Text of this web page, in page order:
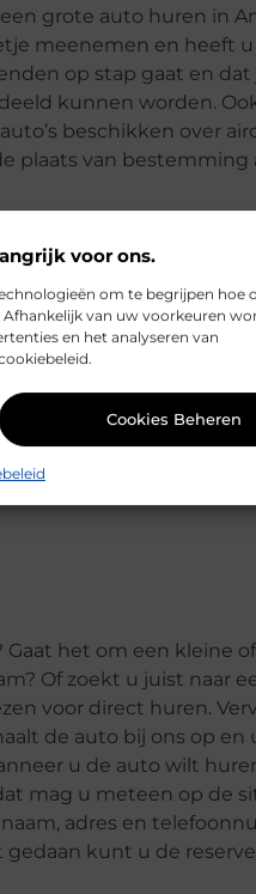
voor ons.
om te begrijpen hoe
van uw voorkeuren
en het analyseren van
Cookies Beheren
grote auto huren in
meenemen en heeft u
op stap gaat en dat
kunnen worden.
beschikken over
plaats van bestemming
moet u zeker bij ons
goedkoop auto huren. U
uit Amsterdam
loopt de korting nog
het om een kleine
Of zoekt u juist naar
voor direct huren.
de auto bij ons op en
u de auto wilt
mag u meteen op de
adres en
kunt u de